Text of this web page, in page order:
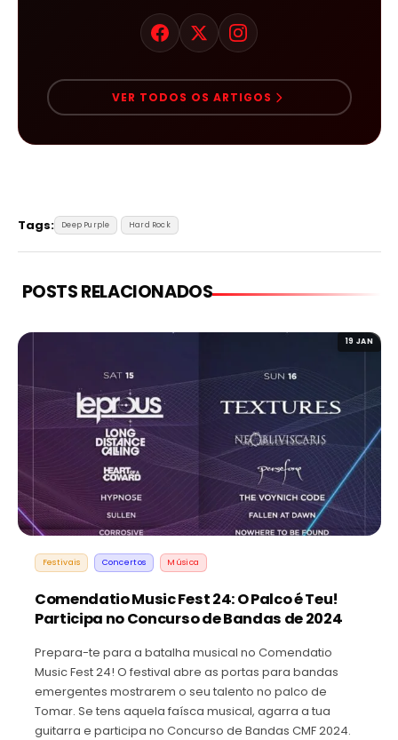
VER TODOS OS ARTIGOS
Tags: Deep Purple Hard Rock
POSTS RELACIONADOS
19 JAN
Festivais Concertos Música
Comendatio Music Fest 24: O Palco é Teu!
Participa no Concurso de Bandas de 2024
Prepara-te para a batalha musical no Comendatio
Music Fest 24! O festival abre as portas para bandas
emergentes mostrarem o seu talento no palco de
Tomar. Se tens aquela faísca musical, agarra a tua
guitarra e participa no Concurso de Bandas CMF 2024.